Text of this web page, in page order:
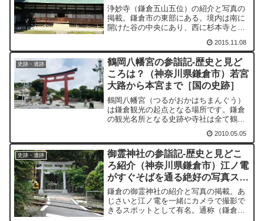
浄妙寺（鎌倉五山五位）の紹介と写真の
掲載。鎌倉市の東部にある。境内は南に
開けた谷の中央にあり、西に杉本寺と杉
があり、南に衣張山を望む。
2015.11.08
史跡・遺跡
鶴岡八幡宮の参詣記-歴史と見ど
ころは？（神奈川県鎌倉市）若宮
大路から本宮まで［国の史跡］
鶴岡八幡宮（つるがおかはちまんぐう）
は鎌倉観光の起点となる場所です。鎌倉
の観光名所となる史跡や寺社は全て鶴岡
2010.05.05
史跡・遺跡
御霊神社の参詣記-歴史と見どこ
ろ紹介（神奈川県鎌倉市）江ノ電
がすぐそばを通る絶好の写真スポ
ット
鎌倉の御霊神社の紹介と写真の掲載。あ
じさいと江ノ電を一緒にカメラで撮影で
きるスポットとして有名。通称（鎌倉）